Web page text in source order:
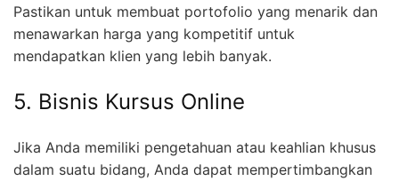
Pastikan untuk membuat portofolio yang menarik dan
menawarkan harga yang kompetitif untuk
mendapatkan klien yang lebih banyak.
5. Bisnis Kursus Online
Jika Anda memiliki pengetahuan atau keahlian khusus
dalam suatu bidang, Anda dapat mempertimbangkan